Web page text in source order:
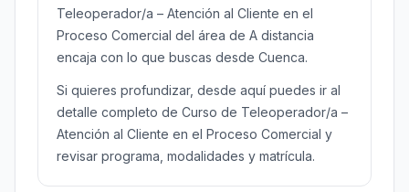
Teleoperador/a – Atención al Cliente en el
Proceso Comercial del área de A distancia
encaja con lo que buscas desde Cuenca.
Si quieres profundizar, desde aquí puedes ir al
detalle completo de Curso de Teleoperador/a –
Atención al Cliente en el Proceso Comercial y
revisar programa, modalidades y matrícula.